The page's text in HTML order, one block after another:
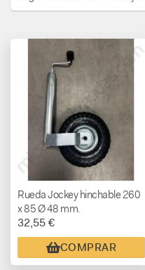
Rueda Jockey hinchable 260
x 85 Ø 48 mm.
32,55 €
COMPRAR